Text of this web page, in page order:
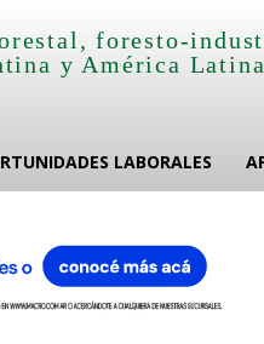
foresto-
y América
LABORALES